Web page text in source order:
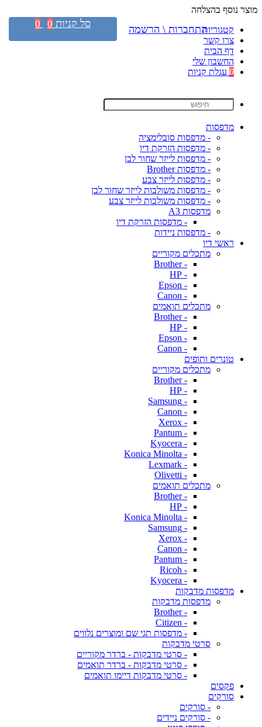
מוצר נוסף בהצלחה
קטגוריות
צרו קשר
דף הבית
החשבון שלי
0 עגלת קניות
מדפסות
- מדפסות סובלימציה
- מדפסות הזרקת דיו
- מדפסות לייזר שחור לבן
- מדפסות Brother
- מדפסות לייזר צבע
- מדפסות משולבות לייזר שחור לבן
- מדפסות משולבות לייזר צבע
מדפסות A3
- מדפסות הזרקת דיו
- מדפסות ניידות
ראשי דיו
מתכלים מקוריים
- Brother
- HP
- Epson
- Canon
מתכלים תואמים
- Brother
- HP
- Epson
- Canon
טונרים ותופים
מתכלים מקוריים
- Brother
- HP
- Samsung
- Canon
- Xerox
- Pantum
- Kyocera
- Konica Minolta
- Lexmark
- Olivetti
מתכלים תואמים
- Brother
- HP
- Konica Minolta
- Samsung
- Xerox
- Canon
- Pantum
- Ricoh
- Kyocera
מדפסות מדבקות
מדפסות מדבקות
- Brother
- Citizen
- מדפסות תגי שם ומוצרים נלווים
סרטי מדבקות
- סרטי מדבקות - ברדר מקוריים
- סרטי מדבקות - ברדר תואמים
- סרטי מדבקות דיימו תואמים
פקסים
סורקים
- סורקים
- סורקים ניידים
התחברות \ הרשמה סל קניות 0
0